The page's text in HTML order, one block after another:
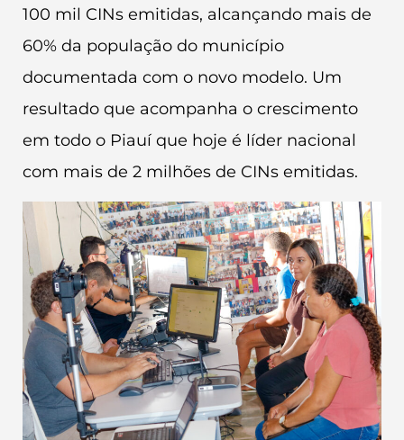
100 mil CINs emitidas, alcançando mais de
60% da população do município
documentada com o novo modelo. Um
resultado que acompanha o crescimento
em todo o Piauí que hoje é líder nacional
com mais de 2 milhões de CINs emitidas.